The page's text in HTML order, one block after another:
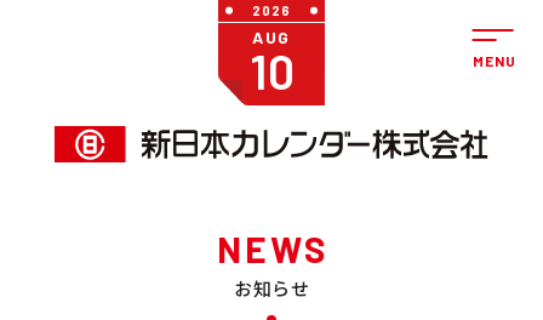
2026
AUG
10
NEWS
お知らせ